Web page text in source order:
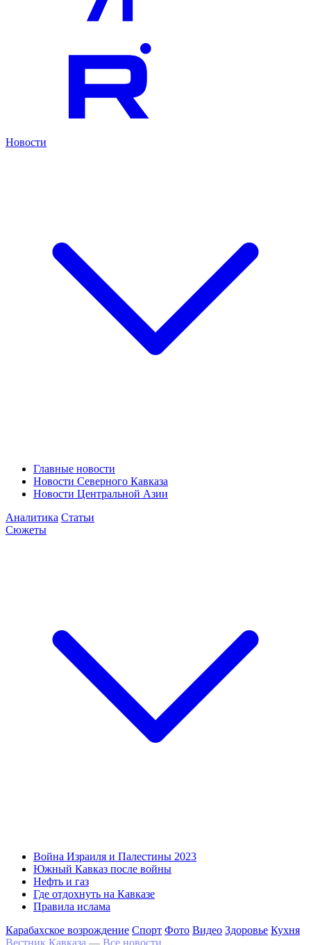
Новости
Главные новости
Новости Северного Кавказа
Новости Центральной Азии
Аналитика Статьи
Сюжеты
Война Израиля и Палестины 2023
Южный Кавказ после войны
Нефть и газ
Где отдохнуть на Кавказе
Правила ислама
Карабахское возрождение Спорт Фото Видео Здоровье Кухня
Вестник Кавказа — Все новости